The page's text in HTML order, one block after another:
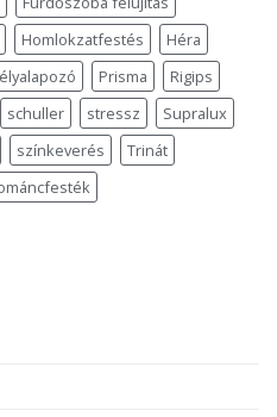
Homlokzatfestés
Héra
Prisma
Rigips
schuller stressz
Supralux
színkeverés
Trinát